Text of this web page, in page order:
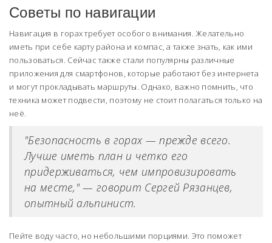
Советы по навигации
Навигация в горах требует особого внимания. Желательно
иметь при себе карту района и компас, а также знать, как ими
пользоваться. Сейчас также стали популярны различные
приложения для смартфонов, которые работают без интернета
и могут прокладывать маршруты. Однако, важно помнить, что
техника может подвести, поэтому не стоит полагаться только на
неё.
"Безопасность в горах — прежде всего.
Лучше иметь план и четко его
придерживаться, чем импровизировать
на месте," — говорит Сергей Рязанцев,
опытный альпинист.
Пейте воду часто, но небольшими порциями. Это поможет